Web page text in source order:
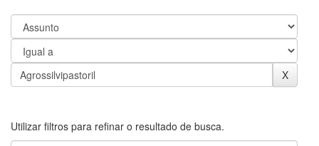
Utilizar filtros para refinar o resultado de busca.